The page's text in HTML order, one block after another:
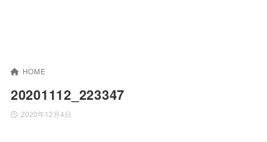
HOME
20201112_223347
2020年12月4日